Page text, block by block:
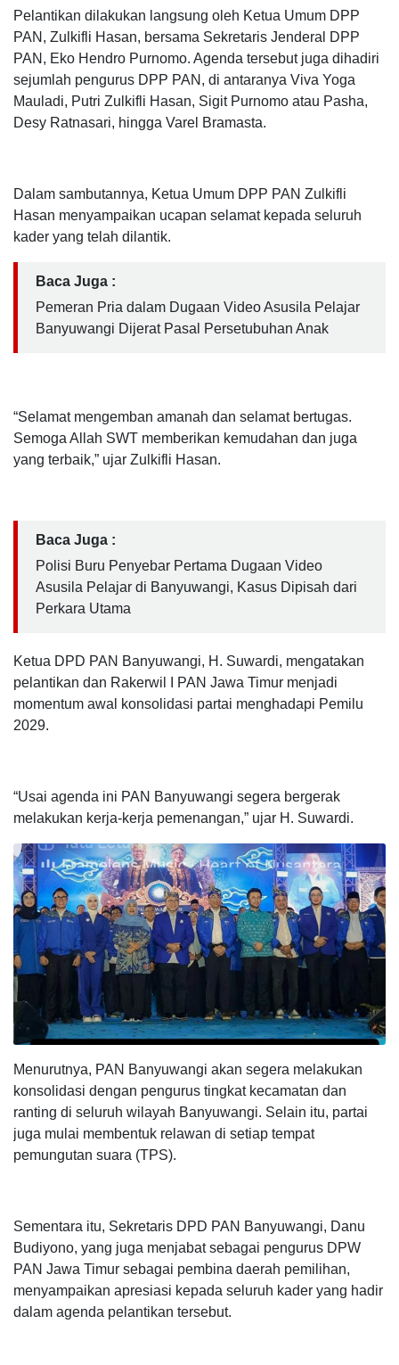
Pelantikan dilakukan langsung oleh Ketua Umum DPP
PAN, Zulkifli Hasan, bersama Sekretaris Jenderal DPP
PAN, Eko Hendro Purnomo. Agenda tersebut juga dihadiri
sejumlah pengurus DPP PAN, di antaranya Viva Yoga
Mauladi, Putri Zulkifli Hasan, Sigit Purnomo atau Pasha,
Desy Ratnasari, hingga Varel Bramasta.
Dalam sambutannya, Ketua Umum DPP PAN Zulkifli
Hasan menyampaikan ucapan selamat kepada seluruh
kader yang telah dilantik.
Baca Juga :
Pemeran Pria dalam Dugaan Video Asusila Pelajar
Banyuwangi Dijerat Pasal Persetubuhan Anak
“Selamat mengemban amanah dan selamat bertugas.
Semoga Allah SWT memberikan kemudahan dan juga
yang terbaik,” ujar Zulkifli Hasan.
Baca Juga :
Polisi Buru Penyebar Pertama Dugaan Video
Asusila Pelajar di Banyuwangi, Kasus Dipisah dari
Perkara Utama
Ketua DPD PAN Banyuwangi, H. Suwardi, mengatakan
pelantikan dan Rakerwil I PAN Jawa Timur menjadi
momentum awal konsolidasi partai menghadapi Pemilu
2029.
“Usai agenda ini PAN Banyuwangi segera bergerak
melakukan kerja-kerja pemenangan,” ujar H. Suwardi.
Menurutnya, PAN Banyuwangi akan segera melakukan
konsolidasi dengan pengurus tingkat kecamatan dan
ranting di seluruh wilayah Banyuwangi. Selain itu, partai
juga mulai membentuk relawan di setiap tempat
pemungutan suara (TPS).
Sementara itu, Sekretaris DPD PAN Banyuwangi, Danu
Budiyono, yang juga menjabat sebagai pengurus DPW
PAN Jawa Timur sebagai pembina daerah pemilihan,
menyampaikan apresiasi kepada seluruh kader yang hadir
dalam agenda pelantikan tersebut.